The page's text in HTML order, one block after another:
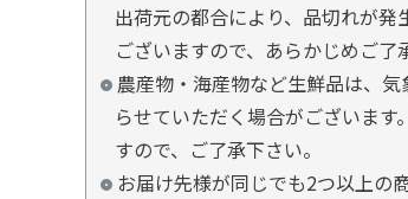
出荷元の都合により、品切れが
ございますので、あらかじめご了
農産物・海産物など生鮮品は、
らせていただく場合がございま
すので、ご了承下さい。
お届け先様が同じでも2つ以上の